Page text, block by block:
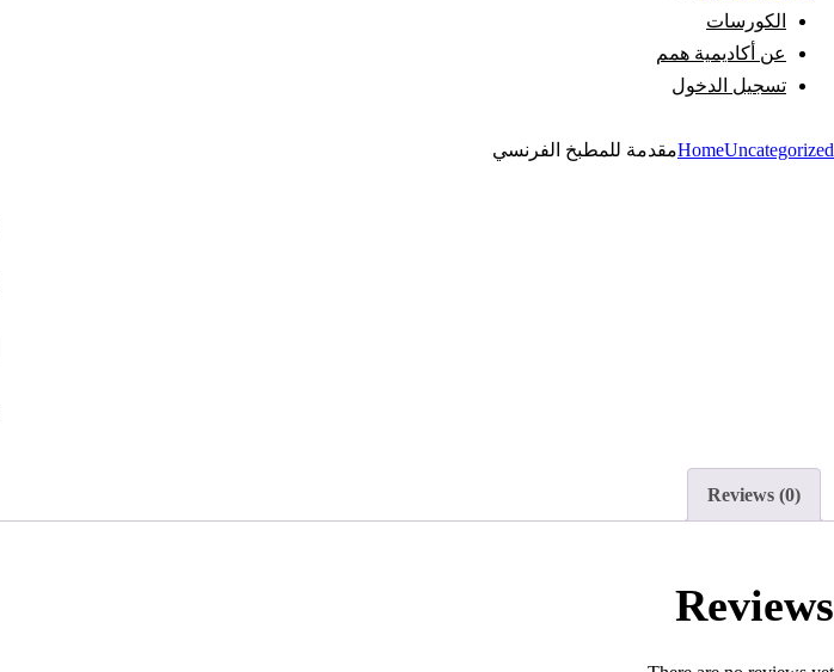
الكورسات
عن أكاديمية همم
تسجيل الدخول
HomeUncategorized مقدمة للمطبخ الفرنسي
Reviews (0)
Reviews